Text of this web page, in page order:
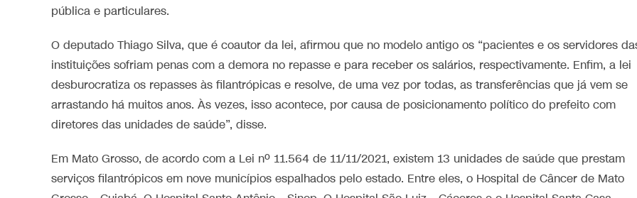
pública e particulares.
O deputado Thiago Silva, que é coautor da lei, afirmou que no modelo antigo os “pacientes e os servidores
instituições sofriam penas com a demora no repasse e para receber os salários, respectivamente. Enfim, a lei
desburocratiza os repasses às filantrópicas e resolve, de uma vez por todas, as transferências que já vem se
arrastando há muitos anos. Às vezes, isso acontece, por causa de posicionamento político do prefeito com
diretores das unidades de saúde”, disse.
Em Mato Grosso, de acordo com a Lei nº 11.564 de 11/11/2021, existem 13 unidades de saúde que prestam
serviços filantrópicos em nove municípios espalhados pelo estado. Entre eles, o Hospital de Câncer de Mato